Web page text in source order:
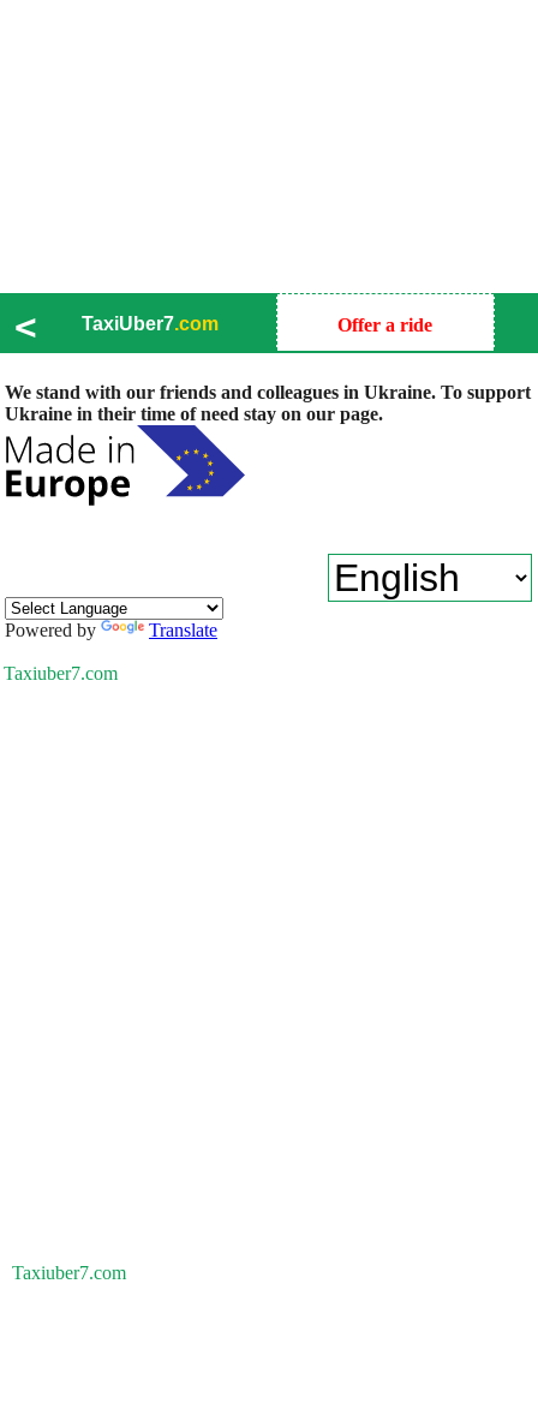
< TaxiUber7.com Offer a ride
We stand with our friends and colleagues in Ukraine. To support
Ukraine in their time of need stay on our page.
Powered by Translate
Taxiuber7.com
Taxiuber7.com